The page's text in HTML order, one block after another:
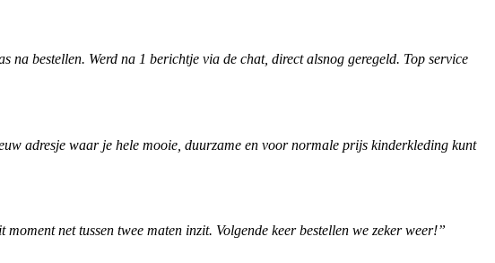
bestellen. Werd na 1 berichtje via de chat, direct alsnog geregeld. Top service
adresje waar je hele mooie, duurzame en voor normale prijs kinderkleding kunt
net tussen twee maten inzit. Volgende keer bestellen we zeker weer!”